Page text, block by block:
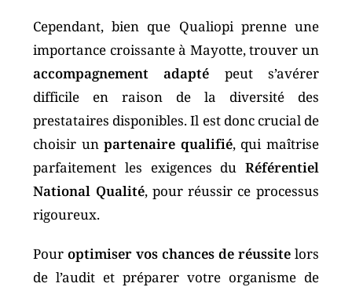
Cependant, bien que Qualiopi prenne une
importance croissante à Mayotte, trouver un
accompagnement adapté peut s’avérer
difficile en raison de la diversité des
prestataires disponibles. Il est donc crucial de
choisir unpartenaire qualifié, qui maîtrise
parfaitement les exigences du Référentiel
National Qualité, pour réussir ce processus
rigoureux.
Pouroptimiser vos chances de réussitelors
de l’audit et préparer votre organisme de